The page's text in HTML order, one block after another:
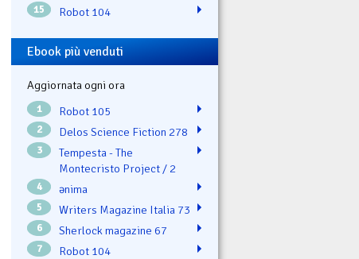
15 Robot 104
Ebook più venduti
Aggiornata ogni ora
1 Robot 105
2 Delos Science Fiction 278
3
Tempesta - The
Montecristo Project / 2
4 ənima
5 Writers Magazine Italia 73
6 Sherlock magazine 67
7 Robot 104